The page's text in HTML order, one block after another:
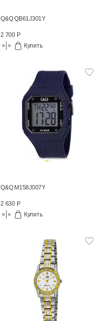
Q&Q QB61J301Y
2 700 Р
Купить
Q&Q M158J007Y
2 630 Р
Купить